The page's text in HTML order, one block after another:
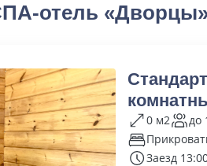
отель
0 м2 до
Заезд